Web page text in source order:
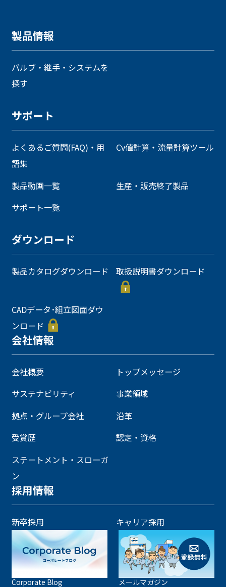
製品情報
バルブ・継手・システムを
探す
サポート
よくあるご質問(FAQ)・用
語集
Cv値計算・流量計算ツール
製品動画一覧
生産・販売終了製品
サポート一覧
ダウンロード
製品カタログダウンロード 取扱説明書ダウンロード
CADデータ･組立図面ダウ
ンロード
会社情報
会社概要
トップメッセージ
サステナビリティ
事業領域
拠点・グループ会社
沿革
受賞歴
認定・資格
ステートメント・スローガ
ン
採用情報
新卒採用 キャリア採用
Corporate Blog メールマガジン